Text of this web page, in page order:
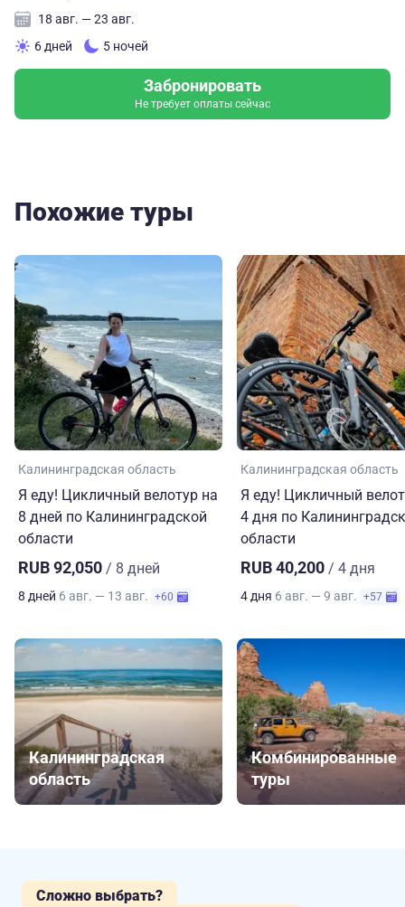
18 авг. — 23 авг.
6 дней
5 ночей
Забронировать
Не требует оплаты сейчас
Похожие туры
Калининградская область
Я еду! Цикличный велотур на
8 дней по Калининградской
области
RUB 92,050 / 8 дней
8 дней 6 авг. — 13 авг. +60
Калининградская область
Я еду! Цикличный
4 дня по
области
RUB 40,200 / 4 дня
4 дня 6 авг. — 9 авг. +57
Калининградская
область
Комбинированные
туры
Сложно выбрать?